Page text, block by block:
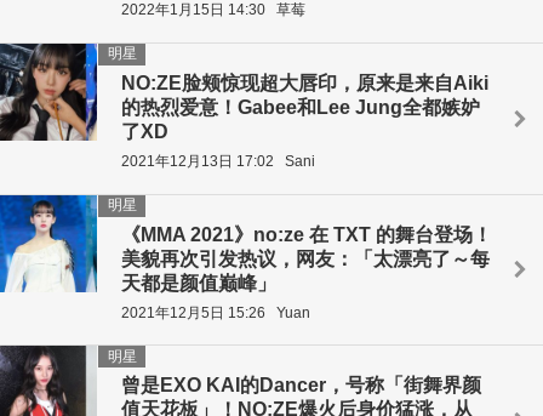
2022年1月15日 14:30 草莓
NO:ZE脸颊惊现超大唇印，原来是来自Aiki
的热烈爱意！Gabee和Lee Jung全都嫉妒
了XD
明星
2021年12月13日 17:02 Sani
《MMA 2021》no:ze 在 TXT 的舞台登场！
美貌再次引发热议，网友：「太漂亮了～每
天都是颜值巅峰」
明星
2021年12月5日 15:26 Yuan
曾是EXO KAI的Dancer，号称「街舞界颜
值天花板」！NO:ZE爆火后身价猛涨，从
明星